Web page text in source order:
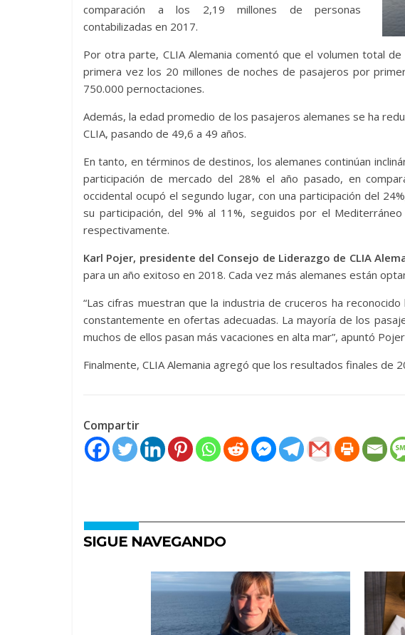
comparación a los 2,19 millones de personas
contabilizadas en 2017.
Por otra parte, CLIA Alemania comentó que el volumen total
primera vez los 20 millones de noches de pasajeros por
750.000 pernoctaciones.
Además, la edad promedio de los pasajeros alemanes se ha
CLIA, pasando de 49,6 a 49 años.
En tanto, en términos de destinos, los alemanes continúan
participación de mercado del 28% el año pasado, en
occidental ocupó el segundo lugar, con una participación del
su participación, del 9% al 11%, seguidos por el
respectivamente.
Karl Pojer, presidente del Consejo de Liderazgo de CLIA
para un año exitoso en 2018. Cada vez más alemanes están
“Las cifras muestran que la industria de cruceros ha
constantemente en ofertas adecuadas. La mayoría de los
muchos de ellos pasan más vacaciones en alta mar”, apuntó
Finalmente, CLIA Alemania agregó que los resultados finales de
Compartir
SIGUE NAVEGANDO